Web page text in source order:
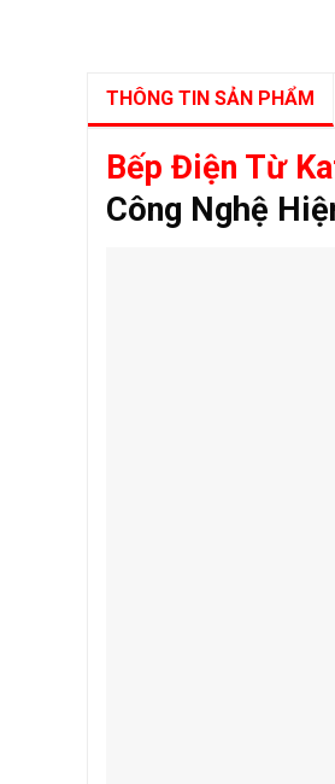
THÔNG TIN SẢN PHẨM
Bếp Điện Từ
Công Nghệ